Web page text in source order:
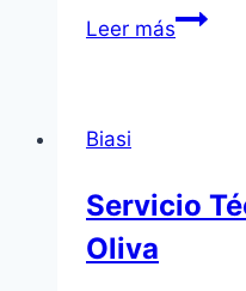
Leer másServicio
Biasi
Servicio
Oliva